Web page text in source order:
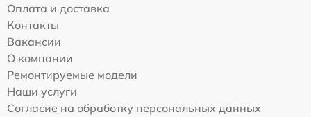
Оплата и доставка
Контакты
Вакансии
О компании
Ремонтируемые модели
Наши услуги
Согласие на обработку персональных данных